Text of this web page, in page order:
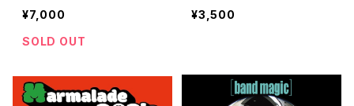
【 type Orange】 / Ⅱto
ne clan
¥7,000
SOLD OUT
¥3,500